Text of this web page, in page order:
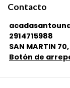
Contacto
2914715988
SAN MARTIN
Botón de